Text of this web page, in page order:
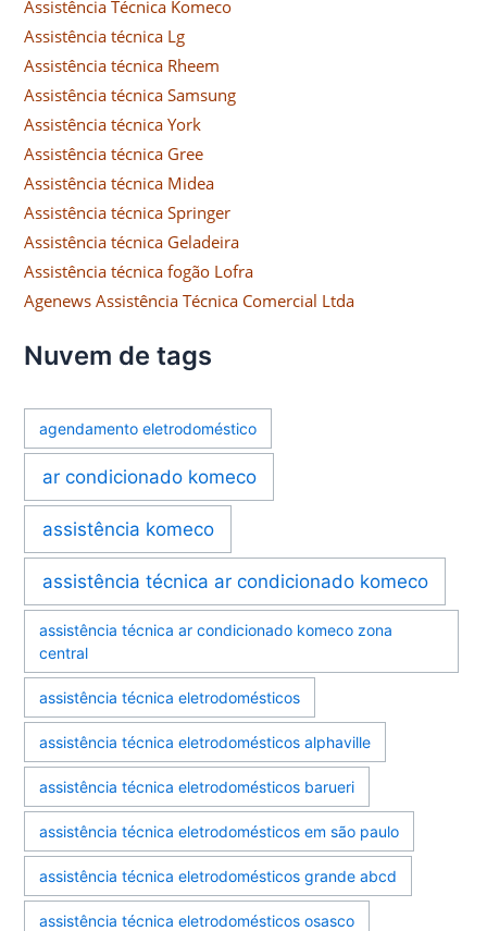
Assistência Técnica Komeco
Assistência técnica Lg
Assistência técnica Rheem
Assistência técnica Samsung
Assistência técnica York
Assistência técnica Gree
Assistência técnica Midea
Assistência técnica Springer
Assistência técnica Geladeira
Assistência técnica fogão Lofra
Agenews Assistência Técnica Comercial Ltda
Nuvem de tags
agendamento eletrodoméstico
ar condicionado komeco
assistência komeco
assistência técnica ar condicionado komeco
assistência técnica ar condicionado komeco zona
central
assistência técnica eletrodomésticos
assistência técnica eletrodomésticos alphaville
assistência técnica eletrodomésticos barueri
assistência técnica eletrodomésticos em são paulo
assistência técnica eletrodomésticos grande abcd
assistência técnica eletrodomésticos osasco